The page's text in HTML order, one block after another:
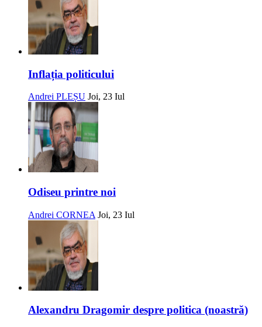
Inflația politicului
Andrei PLEȘU Joi, 23 Iul
Odiseu printre noi
Andrei CORNEA Joi, 23 Iul
Alexandru Dragomir despre politica (noastră)